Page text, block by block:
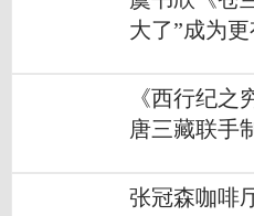
大了”成为
《西行纪之
唐三藏联手
张冠森咖啡